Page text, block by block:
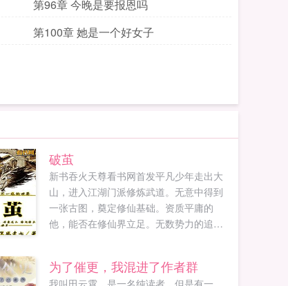
第96章 今晚是要报恩吗
第100章 她是一个好女子
破茧
新书吞火天尊看书网首发平凡少年走出大
山，进入江湖门派修炼武道。无意中得到
一张古图，奠定修仙基础。资质平庸的
他，能否在修仙界立足。无数势力的追杀
为了催更，我混进了作者群
我叫田云霄，是一名纯读者，但是有一